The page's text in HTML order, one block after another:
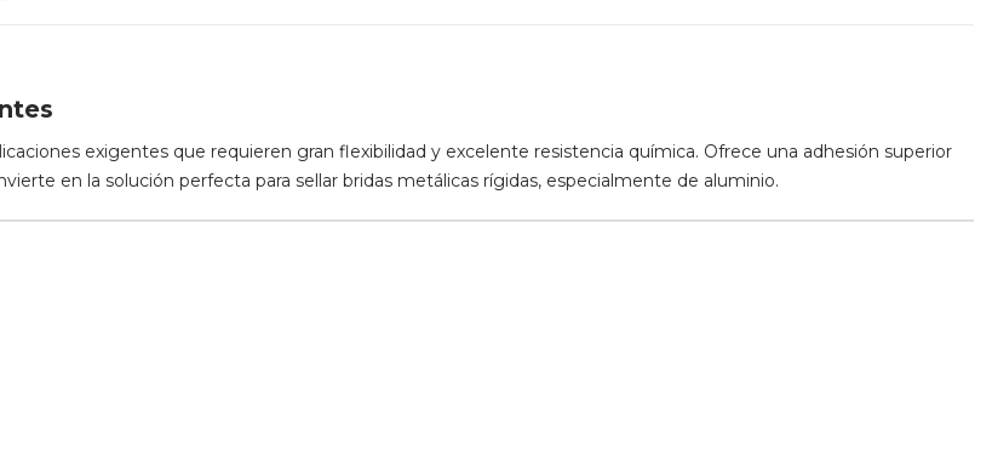
exigentes que requieren gran flexibilidad y excelente resistencia química. Ofrece una adhesión superior
en la solución perfecta para sellar bridas metálicas rígidas, especialmente de aluminio.